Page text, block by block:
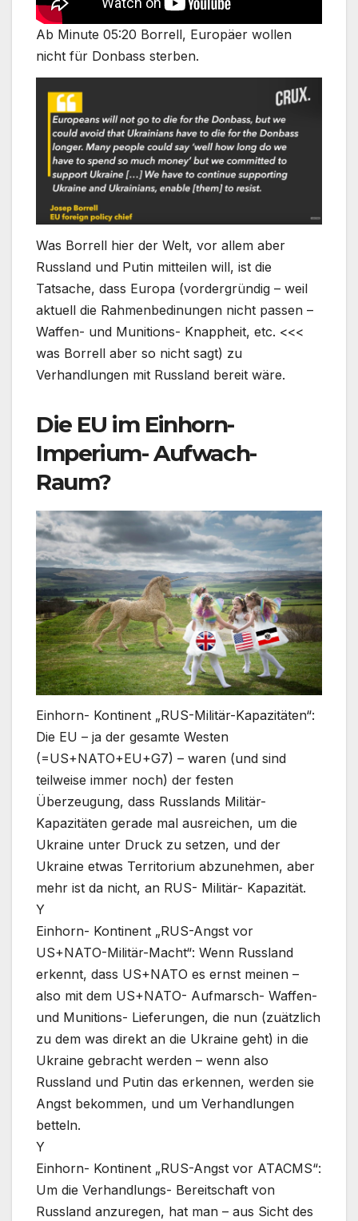
Ab Minute 05:20 Borrell, Europäer wollen
nicht für Donbass sterben.
Was Borrell hier der Welt, vor allem aber
Russland und Putin mitteilen will, ist die
Tatsache, dass Europa (vordergründig – weil
aktuell die Rahmenbedinungen nicht passen –
Waffen- und Munitions- Knappheit, etc. <<<
was Borrell aber so nicht sagt) zu
Verhandlungen mit Russland bereit wäre.
Die EU im Einhorn-
Imperium- Aufwach-
Raum?
Einhorn- Kontinent „RUS-Militär-Kapazitäten“:
Die EU – ja der gesamte Westen
(=US+NATO+EU+G7) – waren (und sind
teilweise immer noch) der festen
Überzeugung, dass Russlands Militär-
Kapazitäten gerade mal ausreichen, um die
Ukraine unter Druck zu setzen, und der
Ukraine etwas Territorium abzunehmen, aber
mehr ist da nicht, an RUS- Militär- Kapazität.
Y
Einhorn- Kontinent „RUS-Angst vor
US+NATO-Militär-Macht“: Wenn Russland
erkennt, dass US+NATO es ernst meinen –
also mit dem US+NATO- Aufmarsch- Waffen-
und Munitions- Lieferungen, die nun (zuätzlich
zu dem was direkt an die Ukraine geht) in die
Ukraine gebracht werden – wenn also
Russland und Putin das erkennen, werden sie
Angst bekommen, und um Verhandlungen
betteln.
Y
Einhorn- Kontinent „RUS-Angst vor ATACMS“:
Um die Verhandlungs- Bereitschaft von
Russland anzuregen, hat man – aus Sicht des